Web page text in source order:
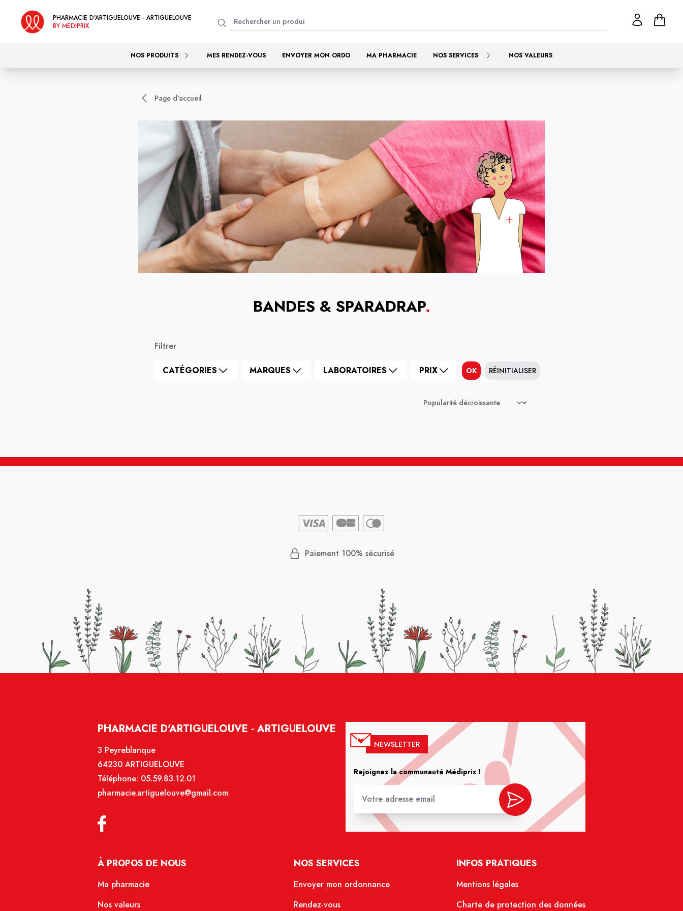
PHARMACIE D'ARTIGUELOUVE - ARTIGUELOUVE
BY MEDIPRIX
NOS PRODUITS MES RENDEZ-VOUS ENVOYER MON ORDO MA PHARMACIE NOS SERVICES NOS VALEURS
Page d'accueil
BANDES & SPARADRAP.
Filtrer
CATÉGORIES MARQUES LABORATOIRES PRIX OK RÉINITIALISER
Paiement 100% sécurisé
PHARMACIE D'ARTIGUELOUVE - ARTIGUELOUVE
3 Peyreblanque
64230 ARTIGUELOUVE
Téléphone: 05.59.83.12.01
pharmacie.artiguelouve@gmail.com
NEWSLETTER
Rejoignez la communauté Médiprix !
À PROPOS DE NOUS
Ma pharmacie
Nos valeurs
NOS SERVICES
Envoyer mon ordonnance
Rendez-vous
INFOS PRATIQUES
Mentions légales
Charte de protection des données